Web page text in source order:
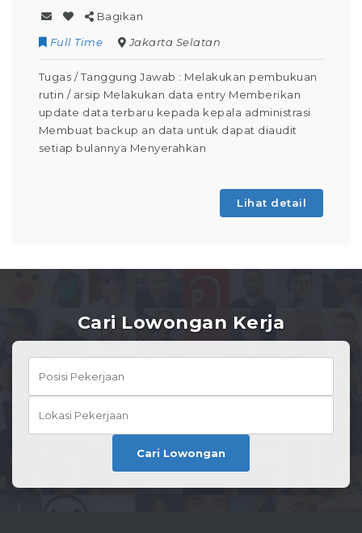
Selatan
: Melakukan pembukuan
data entry Memberikan
kepala administrasi
data untuk dapat diaudit
Tugas / Tanggung
Operator Produksi
keselamatan dalam
mengoperasikan mesin
Cari Lowongan Kerja
Cari Lowongan